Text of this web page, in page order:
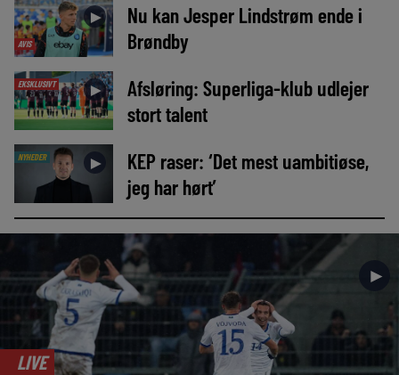
AVIS
►
Nu kan Jesper Lindstrøm ende i
Brøndby
EKSKLUSIVT ►
Afsløring: Superliga-klub udlejer
stort talent
NYHEDER ►
KEP raser: ‘Det mest uambitiøse,
jeg har hørt’
►
LIVE